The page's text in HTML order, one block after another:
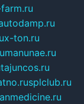
x-ton.ru
manunae.ru
tajuncos.ru
splclub.ru